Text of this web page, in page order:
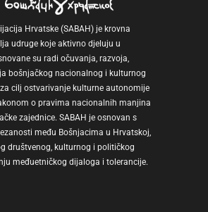
Hrvatske (SABAH) je krovna
udruge koje aktivno djeluju u
su radi očuvanja, razvoja,
bošnjačkog nacionalnog i kulturnog
cilj ostvarivanje kulturne autonomije
o pravima nacionalnih manjina
zajednice. SABAH je osnovan s
među Bošnjacima u Hrvatskoj,
društvenog, kulturnog i političkog
međuetničkog dijaloga i tolerancije.